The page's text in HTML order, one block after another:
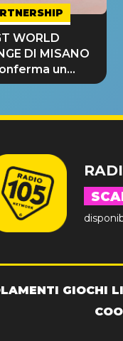
WORLD
DI MISANO
un
SUCCESSO!
GIOCHI